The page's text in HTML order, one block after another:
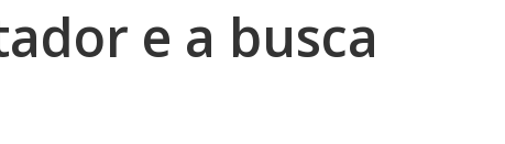
e a busca